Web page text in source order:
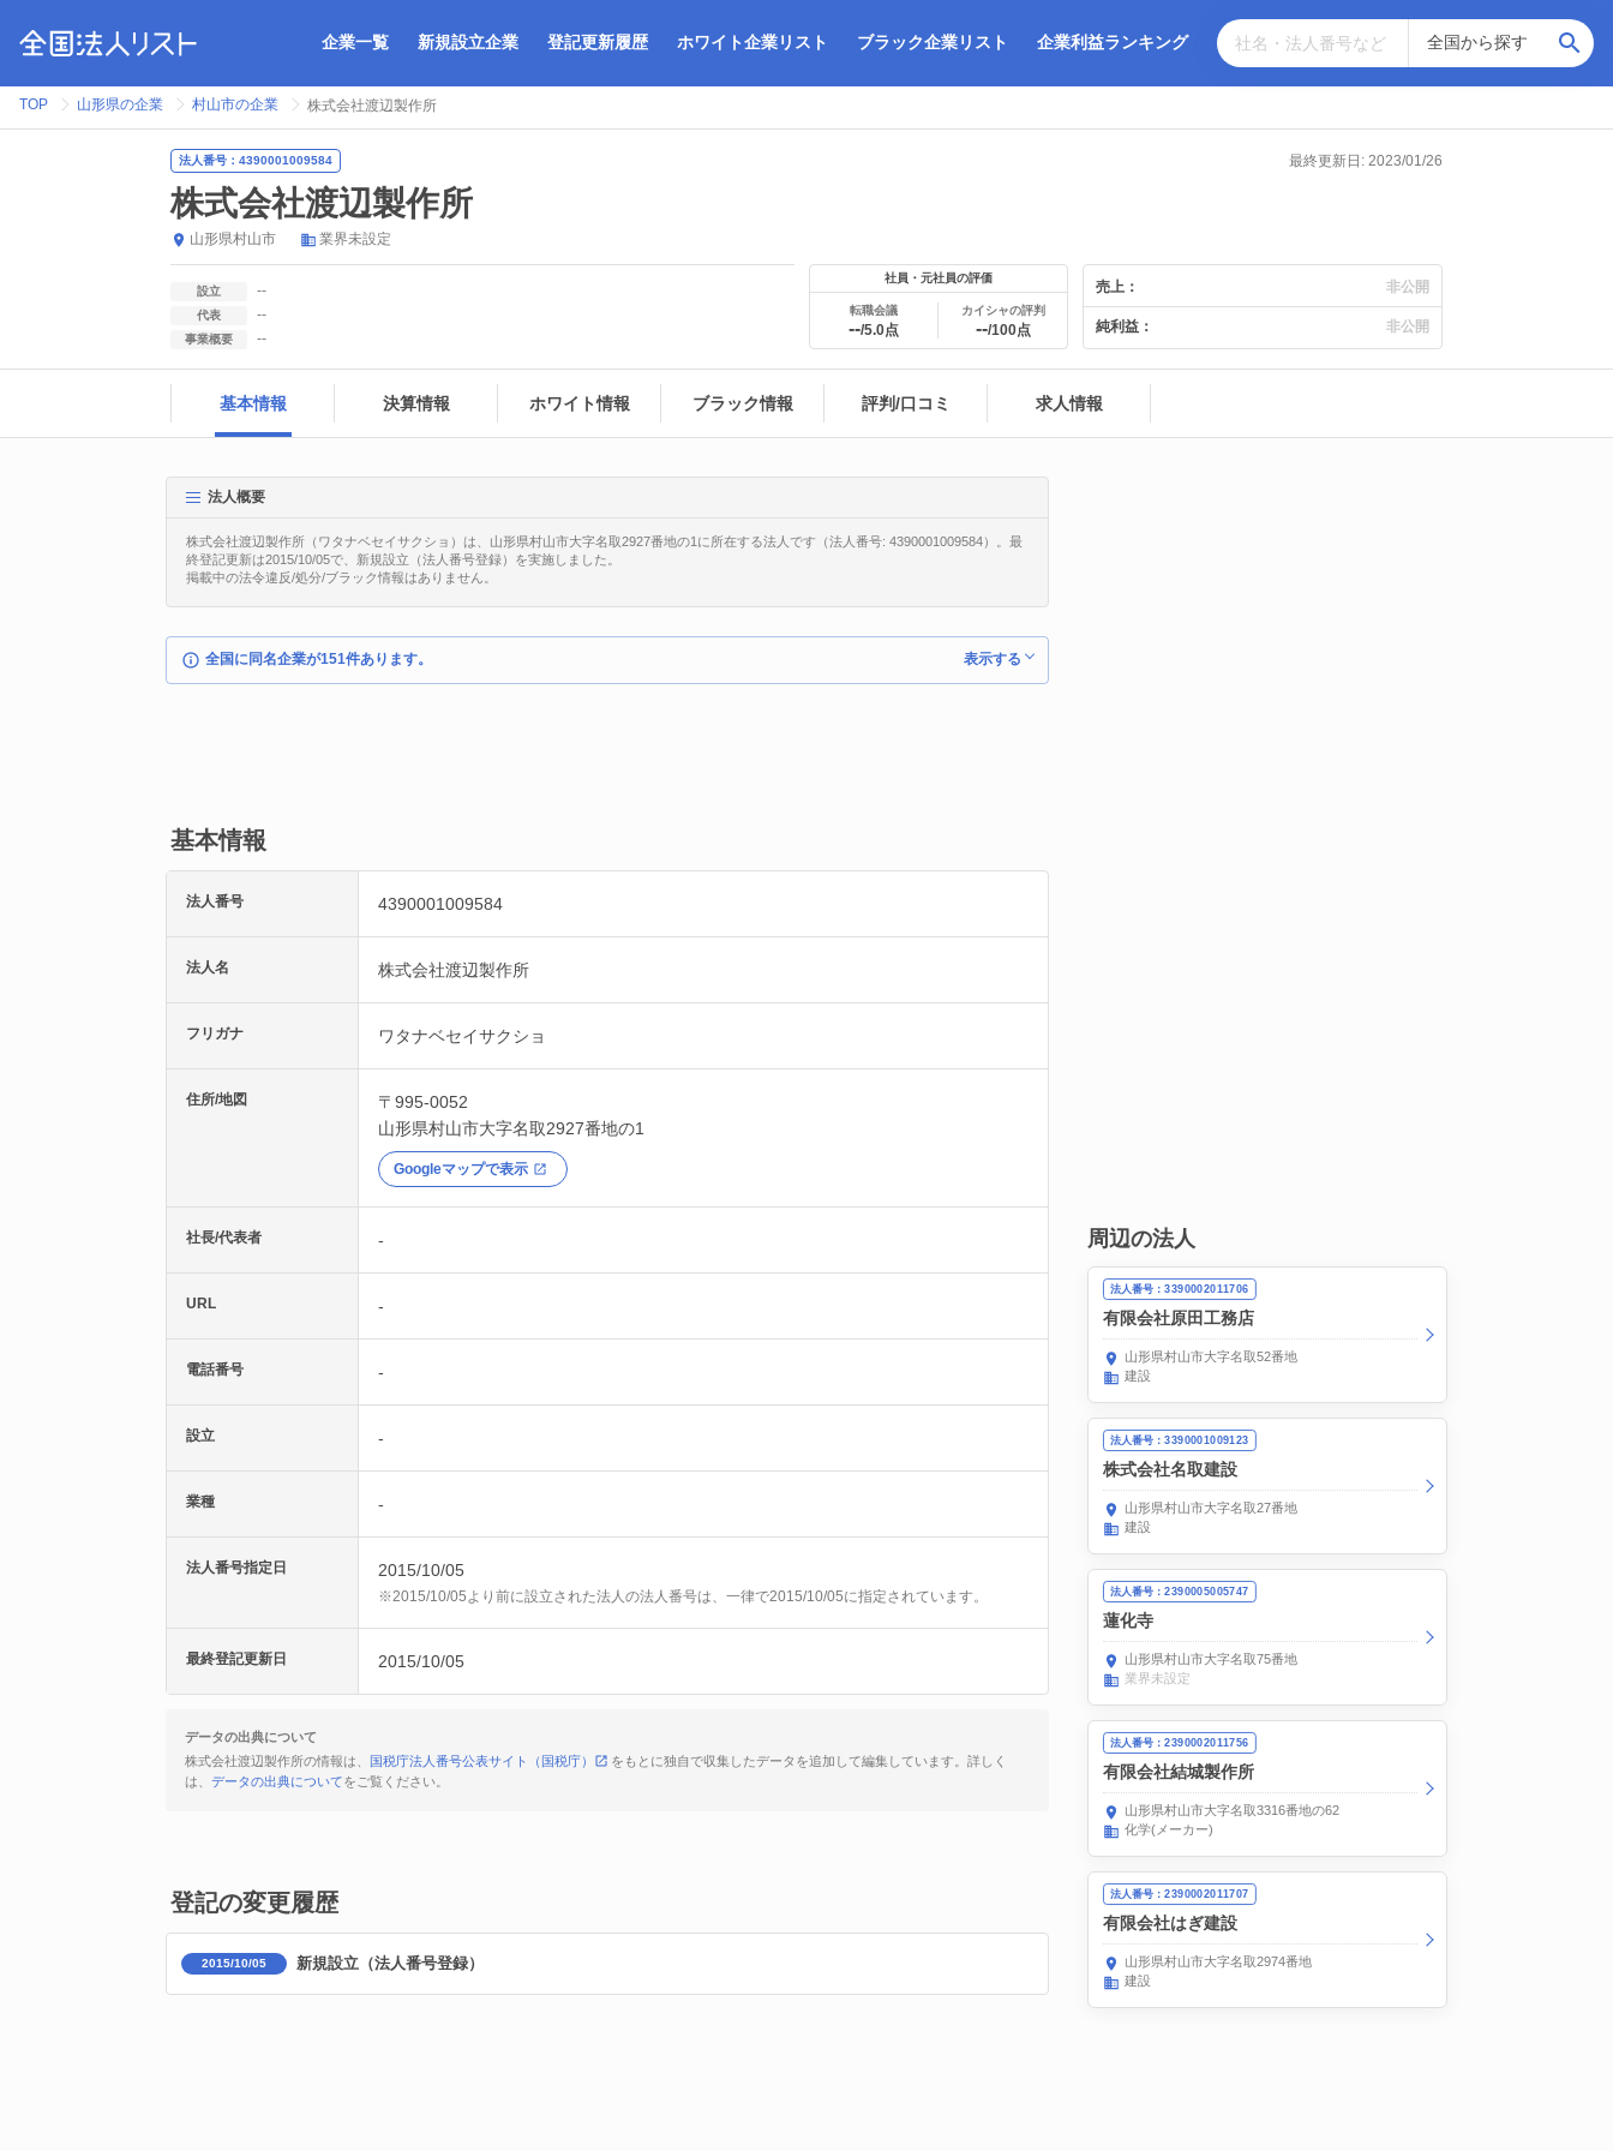
企業一覧 新規設立企業 登記更新履歴 ホワイト企業リスト ブラック企業リスト 企業利益ランキング
TOP 山形県の企業 村山市の企業 株式会社渡辺製作所
法人番号：4390001009584 最終更新日: 2023/01/26
株式会社渡辺製作所
山形県村山市 業界未設定
設立 --
代表 --
事業概要 --
社員・元社員の評価
転職会議
--/5.0点
カイシャの評判
--/100点
売上： 非公開
純利益： 非公開
基本情報 決算情報 ホワイト情報 ブラック情報 評判/口コミ 求人情報
法人概要
株式会社渡辺製作所（ワタナベセイサクショ）は、山形県村山市大字名取2927番地の1に所在する法人です（法人番号: 4390001009584）。最
終登記更新は2015/10/05で、新規設立（法人番号登録）を実施しました。
掲載中の法令違反/処分/ブラック情報はありません。
全国に同名企業が151件あります。 表示する
基本情報
法人番号 4390001009584
法人名 株式会社渡辺製作所
フリガナ ワタナベセイサクショ
住所/地図
〒995-0052
山形県村山市大字名取2927番地の1
Googleマップで表示
社長/代表者 -
URL -
電話番号 -
設立 -
業種 -
法人番号指定日 2015/10/05
※2015/10/05より前に設立された法人の法人番号は、一律で2015/10/05に指定されています。
最終登記更新日 2015/10/05
データの出典について
株式会社渡辺製作所の情報は、
国税庁法人番号公表サイト（国税庁）
をもとに独自で収集したデータを追加して編集しています。詳しく
は、 データの出典についてをご覧ください。
登記の変更履歴
2015/10/05 新規設立（法人番号登録）
周辺の法人
法人番号：3390002011706
有限会社原田工務店
山形県村山市大字名取52番地
建設
法人番号：3390001009123
株式会社名取建設
山形県村山市大字名取27番地
建設
法人番号：2390005005747
蓮化寺
山形県村山市大字名取75番地
業界未設定
法人番号：2390002011756
有限会社結城製作所
山形県村山市大字名取3316番地の62
化学(メーカー)
法人番号：2390002011707
有限会社はぎ建設
山形県村山市大字名取2974番地
建設